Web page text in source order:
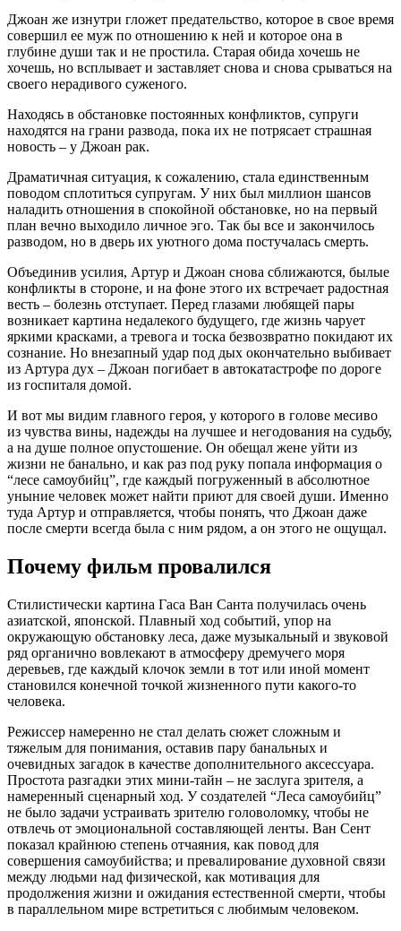
Джоан же изнутри гложет предательство, которое в свое время
совершил ее муж по отношению к ней и которое она в
глубине души так и не простила. Старая обида хочешь не
хочешь, но всплывает и заставляет снова и снова срываться на
своего нерадивого суженого.
Находясь в обстановке постоянных конфликтов, супруги
находятся на грани развода, пока их не потрясает страшная
новость – у Джоан рак.
Драматичная ситуация, к сожалению, стала единственным
поводом сплотиться супругам. У них был миллион шансов
наладить отношения в спокойной обстановке, но на первый
план вечно выходило личное эго. Так бы все и закончилось
разводом, но в дверь их уютного дома постучалась смерть.
Объединив усилия, Артур и Джоан снова сближаются, былые
конфликты в стороне, и на фоне этого их встречает радостная
весть – болезнь отступает. Перед глазами любящей пары
возникает картина недалекого будущего, где жизнь чарует
яркими красками, а тревога и тоска безвозвратно покидают их
сознание. Но внезапный удар под дых окончательно выбивает
из Артура дух – Джоан погибает в автокатастрофе по дороге
из госпиталя домой.
И вот мы видим главного героя, у которого в голове месиво
из чувства вины, надежды на лучшее и негодования на судьбу,
а на душе полное опустошение. Он обещал жене уйти из
жизни не банально, и как раз под руку попала информация о
“лесе самоубийц”, где каждый погруженный в абсолютное
уныние человек может найти приют для своей души. Именно
туда Артур и отправляется, чтобы понять, что Джоан даже
после смерти всегда была с ним рядом, а он этого не ощущал.
Почему фильм провалился
Стилистически картина Гаса Ван Санта получилась очень
азиатской, японской. Плавный ход событий, упор на
окружающую обстановку леса, даже музыкальный и звуковой
ряд органично вовлекают в атмосферу дремучего моря
деревьев, где каждый клочок земли в тот или иной момент
становился конечной точкой жизненного пути какого-то
человека.
Режиссер намеренно не стал делать сюжет сложным и
тяжелым для понимания, оставив пару банальных и
очевидных загадок в качестве дополнительного аксессуара.
Простота разгадки этих мини-тайн – не заслуга зрителя, а
намеренный сценарный ход. У создателей “Леса самоубийц”
не было задачи устраивать зрителю головоломку, чтобы не
отвлечь от эмоциональной составляющей ленты. Ван Сент
показал крайнюю степень отчаяния, как повод для
совершения самоубийства; и превалирование духовной связи
между людьми над физической, как мотивация для
продолжения жизни и ожидания естественной смерти, чтобы
в параллельном мире встретиться с любимым человеком.